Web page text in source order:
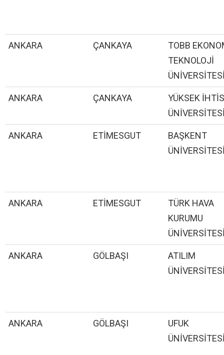
ANKARA ÇANKAYA
TOBB
TEKNOLOJİ
ANKARA ÇANKAYA
YÜKSEK
ANKARA ETİMESGUT
BAŞKENT
ANKARA ETİMESGUT
TÜRK HAVA
KURUMU
ANKARA GÖLBAŞI
ATILIM
ANKARA GÖLBAŞI
UFUK